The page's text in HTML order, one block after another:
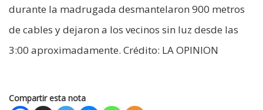
durante la madrugada desmantelaron 900 metros
de cables y dejaron a los vecinos sin luz desde las
3:00 aproximadamente. Crédito: LA OPINION
Compartir esta nota